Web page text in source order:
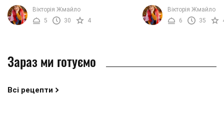
багатьох родинах. Готувати цей
кисіль досить просто, більш того,
собівартість ...
Вікторія Жмайло
5
30 4
ягідного напою ми
рецепт, щоб кожен зміг
для себе і ...
Вікторія Жмайло
6
35
Зараз ми готуємо
Всі рецепти